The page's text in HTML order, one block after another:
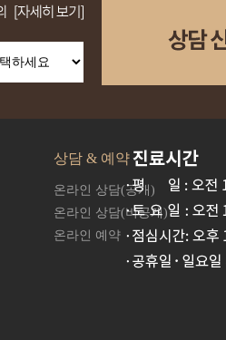
상담 & 예약
온라인 상담(공개)
온라인 상담(비공개)
온라인 예약